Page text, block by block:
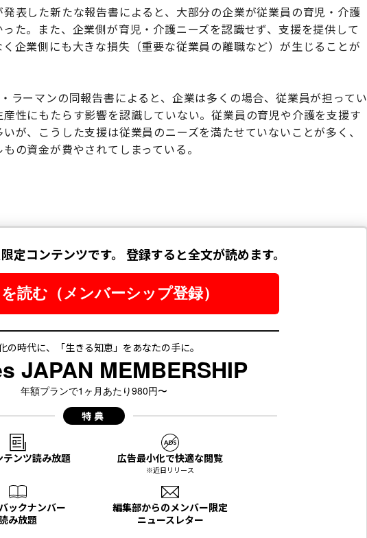
表した新たな報告書によると、大部分の企業が従業員の育児・介護
た。また、企業側が育児・介護ニーズを認識せず、支援を提供して
企業側にも大きな損失（重要な従業員の離職など）が生じることが
ラーマンの同報告書によると、企業は多くの場合、従業員が担ってい
性にもたらす影響を認識していない。従業員の育児や介護を支援す
が、こうした支援は従業員のニーズを満たせていないことが多く、
の資金が費やされてしまっている。